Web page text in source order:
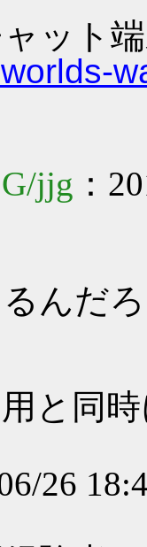
ット
jjg ：
んだ
と同
06/26